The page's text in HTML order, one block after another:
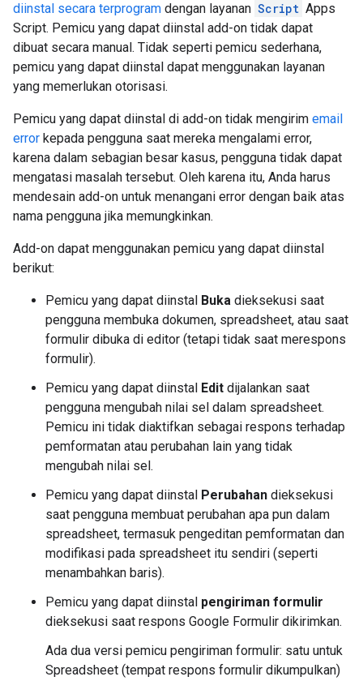
diinstal secara terprogram dengan layanan Script Apps
Script. Pemicu yang dapat diinstal add-on tidak dapat
dibuat secara manual. Tidak seperti pemicu sederhana,
pemicu yang dapat diinstal dapat menggunakan layanan
yang memerlukan otorisasi.
Pemicu yang dapat diinstal di add-on tidak mengirim email
error kepada pengguna saat mereka mengalami error,
karena dalam sebagian besar kasus, pengguna tidak dapat
mengatasi masalah tersebut. Oleh karena itu, Anda harus
mendesain add-on untuk menangani error dengan baik atas
nama pengguna jika memungkinkan.
Add-on dapat menggunakan pemicu yang dapat diinstal
berikut:
Pemicu yang dapat diinstal Buka dieksekusi saat
pengguna membuka dokumen, spreadsheet, atau saat
formulir dibuka di editor (tetapi tidak saat merespons
formulir).
Pemicu yang dapat diinstal Edit dijalankan saat
pengguna mengubah nilai sel dalam spreadsheet.
Pemicu ini tidak diaktifkan sebagai respons terhadap
pemformatan atau perubahan lain yang tidak
mengubah nilai sel.
Pemicu yang dapat diinstal Perubahan dieksekusi
saat pengguna membuat perubahan apa pun dalam
spreadsheet, termasuk pengeditan pemformatan dan
modifikasi pada spreadsheet itu sendiri (seperti
menambahkan baris).
Pemicu yang dapat diinstal pengiriman formulir
dieksekusi saat respons Google Formulir dikirimkan.
Ada dua versi pemicu pengiriman formulir: satu untuk
Spreadsheet (tempat respons formulir dikumpulkan)